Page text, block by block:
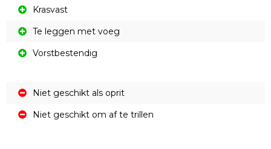
Krasvast
Te leggen met voeg
Vorstbestendig
Niet geschikt als oprit
Niet geschikt om af te trillen